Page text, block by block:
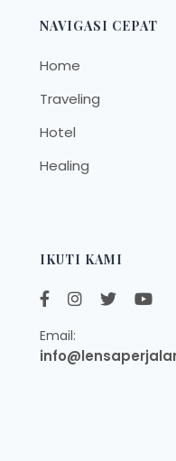
NAVIGASI CEPAT
Home
Traveling
Hotel
Healing
IKUTI KAMI
Email: